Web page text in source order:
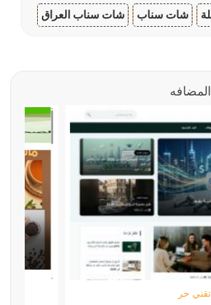
شات سناب شات سناب العراق